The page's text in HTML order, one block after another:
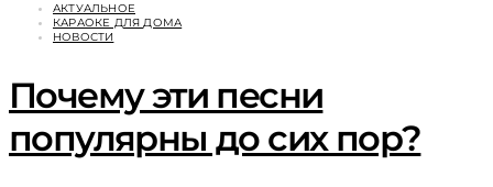
АКТУАЛЬНОЕ
КАРАОКЕ ДЛЯ ДОМА
НОВОСТИ
Почему эти песни
популярны до сих пор?